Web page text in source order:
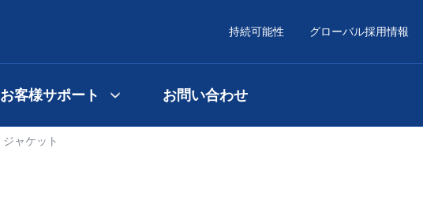
持続可能性 グローバル採用情報
お客様サポート お問い合わせ
ジャケット